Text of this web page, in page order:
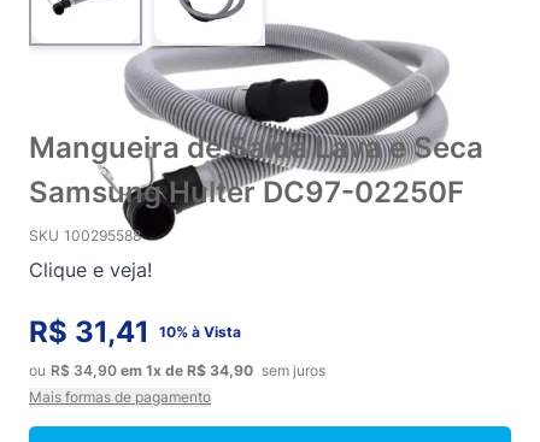
Mangueira de Saída Lava e Seca
Samsung Hulter DC97-02250F
SKU 100295588
Clique e veja!
R$ 31,41 10% à Vista
ou R$ 34,90 em 1x de R$ 34,90 sem juros
Mais formas de pagamento